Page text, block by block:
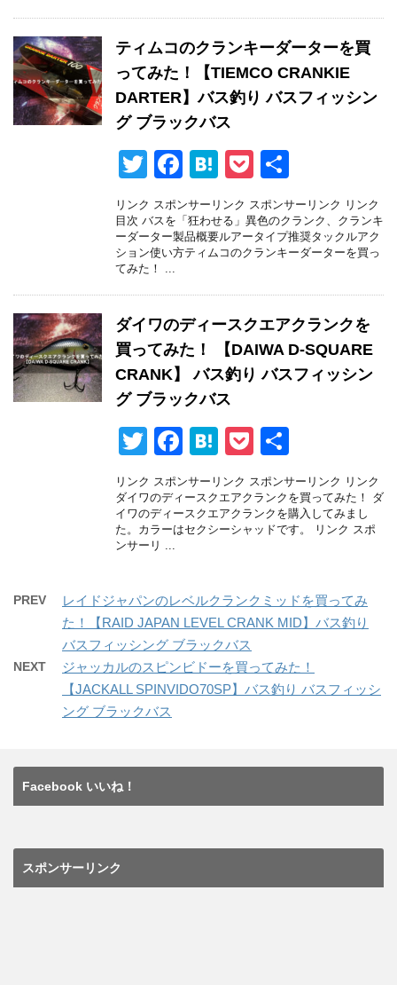
o
o
k
ティムコのクランキーダーターを買
ってみた！【TIEMCO CRANKIE
DARTER】バス釣り バスフィッシン
グ ブラックバス
T
wi
tt
er
F
a
c
e
o
o
k
H
at
e
n
P
o
ck
et
有
リンク スポンサーリンク スポンサーリンク リンク
目次 バスを「狂わせる」異色のクランク、クランキ
ーダーター製品概要ルアータイプ推奨タックルアク
ション使い方ティムコのクランキーダーターを買っ
てみた！ ...
ダイワのディースクエアクランクを
買ってみた！ 【DAIWA D-SQUARE
CRANK】 バス釣り バスフィッシン
グ ブラックバス
T
wi
tt
er
F
a
c
e
o
k
H
at
e
n
P
o
ck
et
有
リンク スポンサーリンク スポンサーリンク リンク
ダイワのディースクエアクランクを買ってみた！ ダ
イワのディースクエアクランクを購入してみまし
た。カラーはセクシーシャッドです。 リンク スポ
ンサーリ ...
PREV
レイドジャパンのレベルクランクミッドを買ってみ
た！【RAID JAPAN LEVEL CRANK MID】バス釣り
バスフィッシング ブラックバス
NEXT
ジャッカルのスピンビドーを買ってみた！
【JACKALL SPINVIDO70SP】バス釣り バスフィッシ
ング ブラックバス
Facebook いいね！
スポンサーリンク